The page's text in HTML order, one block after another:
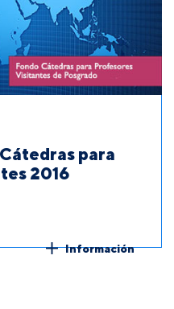
para
2016
Información